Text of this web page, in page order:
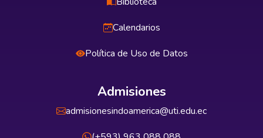
Calendarios
Política de Uso de Datos
Admisiones
admisionesindoamerica@uti.edu.ec